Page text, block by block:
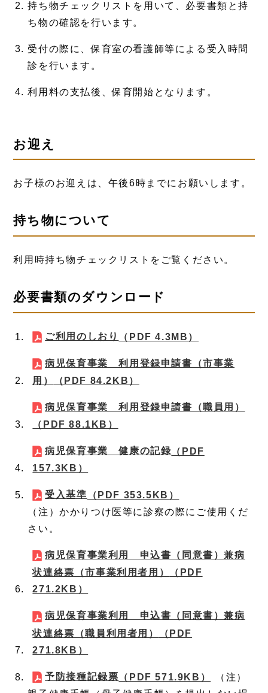
持ち物チェックリストを用いて、必要書類と持
ち物の確認を行います。
受付の際に、保育室の看護師等による受入時問
診を行います。
利用料の支払後、保育開始となります。
お迎え
お子様のお迎えは、午後6時までにお願いします。
持ち物について
利用時持ち物チェックリストをご覧ください。
必要書類のダウンロード
ご利用のしおり （PDF 4.3MB）
病児保育事業 利用登録申請書（市事業
用）
（PDF 84.2KB）
病児保育事業 利用登録申請書（職員用）
（PDF 88.1KB）
病児保育事業 健康の記録 （PDF
157.3KB）
受入基準 （PDF 353.5KB）
（注）かかりつけ医等に診察の際にご使用くだ
さい。
病児保育事業利用 申込書（同意書）兼病
状連絡票（市事業利用者用）
（PDF
271.2KB）
病児保育事業利用 申込書（同意書）兼病
状連絡票（職員利用者用）
（PDF
271.8KB）
予防接種記録票 （PDF 571.9KB）
（注）